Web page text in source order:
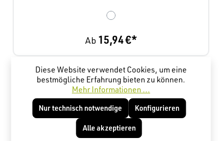
Ab 15,94 €*
Produktgalerie überspringen
Kunden haben sich ebenfalls angesehen
Diese Website verwendet Cookies, um eine
bestmögliche Erfahrung bieten zu können.
Mehr Informationen ...
Nur technisch notwendige Konfigurieren
Alle akzeptieren